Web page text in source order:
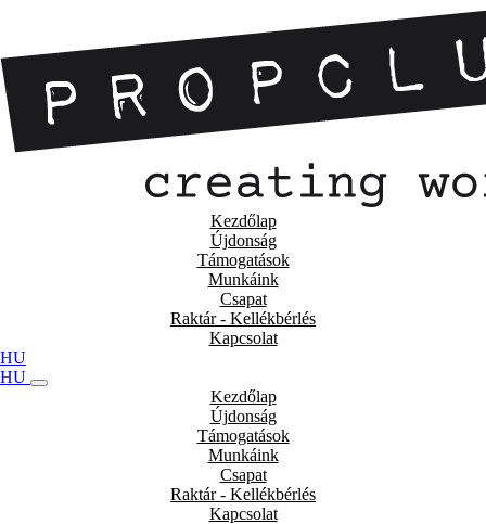
Kezdőlap
Újdonság
Támogatások
Munkáink
Csapat
Raktár - Kellékbérlés
Kapcsolat
HU
HU
Kezdőlap
Újdonság
Támogatások
Munkáink
Csapat
Raktár - Kellékbérlés
Kapcsolat